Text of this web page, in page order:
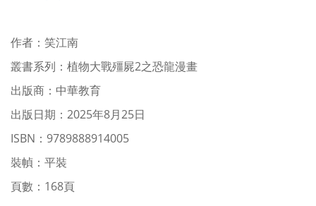
作者 ： 笑江南
叢書系列： 植物大戰殭屍2之恐龍漫畫
出版商：中華教育
出版日期：2025年8月25日
ISBN：9789888914005
裝幀：平裝
頁數：168頁